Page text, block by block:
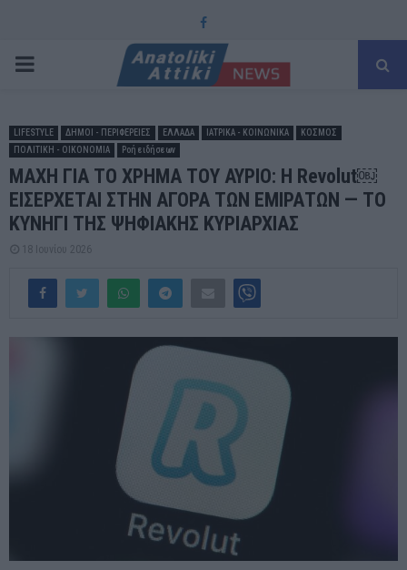
Facebook
PRIMARY
LIFESTYLE ΔΗΜΟΙ - ΠΕΡΙΦΕΡΕΙΕΣ ΕΛΛΑΔΑ ΙΑΤΡΙΚΑ - ΚΟΙΝΩΝΙΚΑ
ΚΟΣΜΟΣ
ΠΟΛΙΤΙΚΗ - ΟΙΚΟΝΟΜΙΑ
Ροή ειδήσεων
ΜΑΧΗ ΓΙΑ ΤΟ ΧΡΗΜΑ ΤΟΥ ΑΥΡΙΟ: Η Revolut⁠￼
ΕΙΣΕΡΧΕΤΑΙ ΣΤΗΝ ΑΓΟΡΑ ΤΩΝ ΕΜΙΡΑΤΩΝ — ΤΟ
ΚΥΝΗΓΙ ΤΗΣ ΨΗΦΙΑΚΗΣ ΚΥΡΙΑΡΧΙΑΣ
18 Ιουνίου 2026